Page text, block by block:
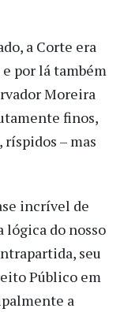
a Corte era
por lá também
Moreira
finos,
– mas
incrível de
lógica do nosso
seu
Público em
a